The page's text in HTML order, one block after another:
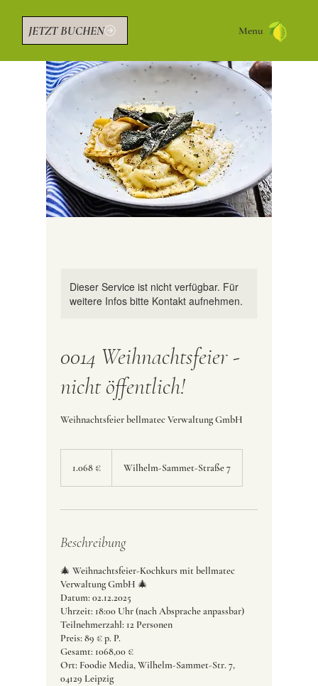
JETZT BUCHEN Menu
Dieser Service ist nicht verfügbar. Für
weitere Infos bitte Kontakt aufnehmen.
0014 Weihnachtsfeier -
nicht öffentlich!
Weihnachtsfeier bellmatec Verwaltung GmbH
1.068 € Wilhelm-Sammet-Straße 7
Beschreibung
🎄 Weihnachtsfeier-Kochkurs mit bellmatec
Verwaltung GmbH 🎄
Datum: 02.12.2025
Uhrzeit: 18:00 Uhr (nach Absprache anpassbar)
Teilnehmerzahl: 12 Personen
Preis: 89 € p. P.
Gesamt: 1068,00 €
Ort: Foodie Media, Wilhelm-Sammet-Str. 7,
04129 Leipzig